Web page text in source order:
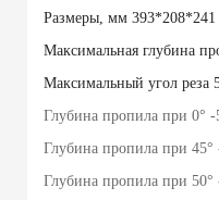
Размеры, мм 393*208*241
Максимальная глубина
Максимальный угол реза
Глубина пропила при 0°
Глубина пропила при 45°
Глубина пропила при 50°